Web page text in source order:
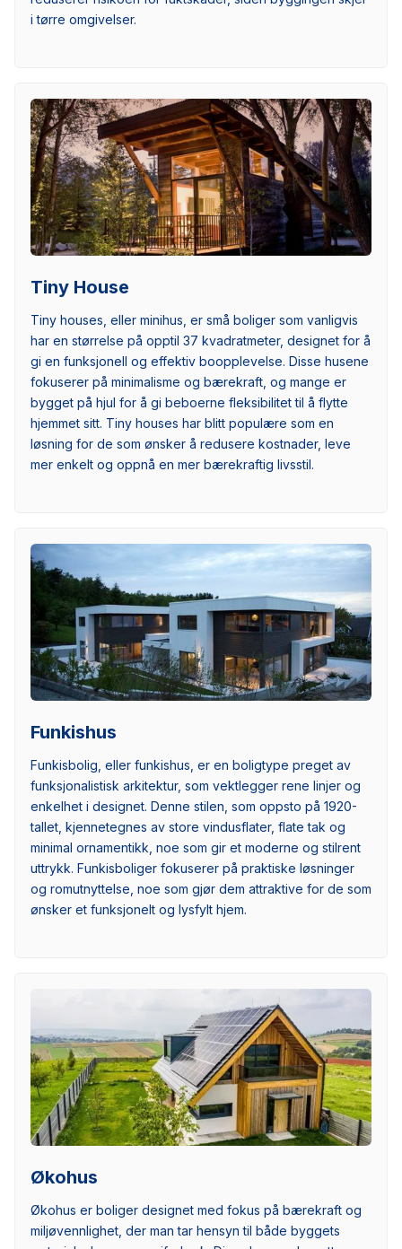
i tørre omgivelser.
Tiny House
Tiny houses, eller minihus, er små boliger som vanligvis
har en størrelse på opptil 37 kvadratmeter, designet for å
gi en funksjonell og effektiv boopplevelse. Disse husene
fokuserer på minimalisme og bærekraft, og mange er
bygget på hjul for å gi beboerne fleksibilitet til å flytte
hjemmet sitt. Tiny houses har blitt populære som en
løsning for de som ønsker å redusere kostnader, leve
mer enkelt og oppnå en mer bærekraftig livsstil.
Funkishus
Funkisbolig, eller funkishus, er en boligtype preget av
funksjonalistisk arkitektur, som vektlegger rene linjer og
enkelhet i designet. Denne stilen, som oppsto på 1920-
tallet, kjennetegnes av store vindusflater, flate tak og
minimal ornamentikk, noe som gir et moderne og stilrent
uttrykk. Funkisboliger fokuserer på praktiske løsninger
og romutnyttelse, noe som gjør dem attraktive for de som
ønsker et funksjonelt og lysfylt hjem.
Økohus
Økohus er boliger designet med fokus på bærekraft og
miljøvennlighet, der man tar hensyn til både byggets